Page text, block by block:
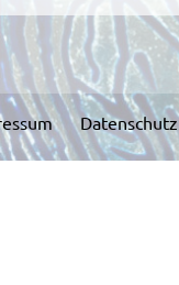
Datenschutz